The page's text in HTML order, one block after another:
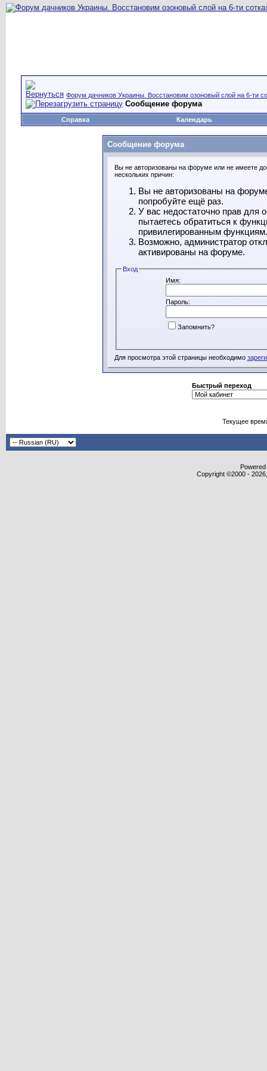
Форум дачников Украины. Восстановим озоновый слой на 6-ти
Сообщение форума
Справка Календарь
Сообщение форума
Вы не авторизованы на форуме или не имеете
нескольких причин:
Вы не авторизованы на
попробуйте ещё раз.
У вас недостаточно прав для
пытаетесь обратиться к
привилегированным функциям.
Возможно, администратор
активированы на форуме.
Вход
Имя:
Пароль:
Запомнить?
Для просмотра этой страницы необходимо
Быстрый переход
Текущее
Copyright ©2000 -